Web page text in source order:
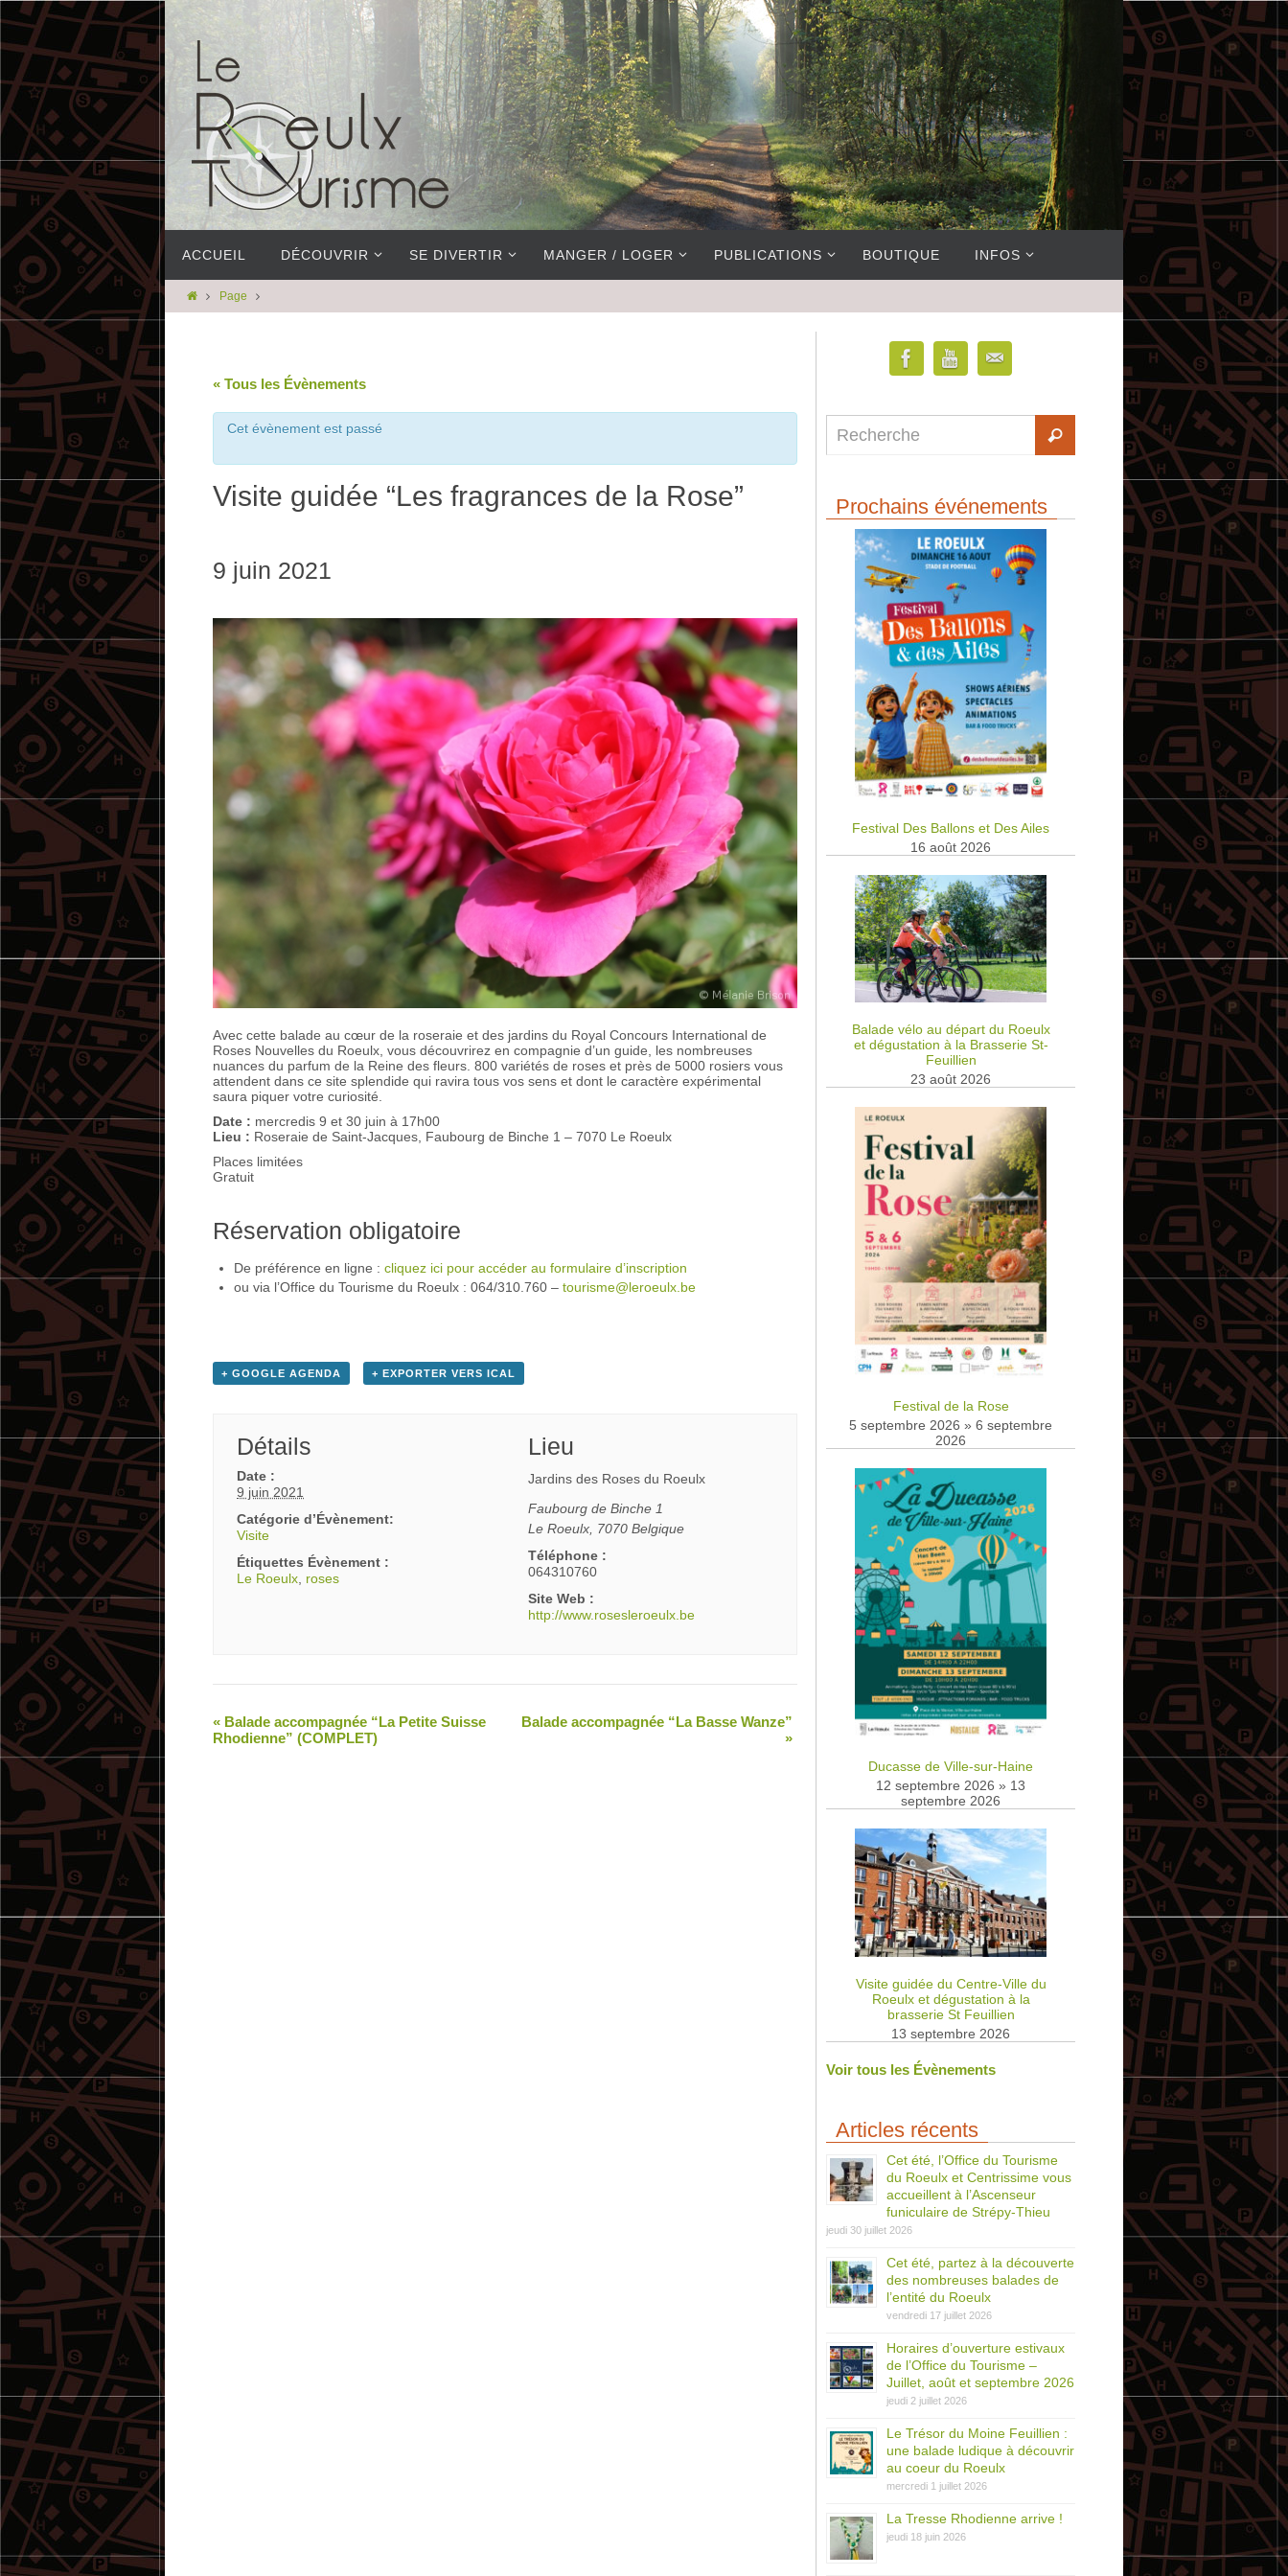
ACCUEIL DÉCOUVRIR SE DIVERTIR MANGER / LOGER PUBLICATIONS BOUTIQUE INFOS
Page
« Tous les Évènements
Cet évènement est passé
Visite guidée “Les fragrances de la Rose”
9 juin 2021
Avec cette balade au cœur de la roseraie et des jardins du Royal Concours International de
Roses Nouvelles du Roeulx, vous découvrirez en compagnie d’un guide, les nombreuses
nuances du parfum de la Reine des fleurs. 800 variétés de roses et près de 5000 rosiers vous
attendent dans ce site splendide qui ravira tous vos sens et dont le caractère expérimental
saura piquer votre curiosité.
Date : mercredis 9 et 30 juin à 17h00
Lieu : Roseraie de Saint-Jacques, Faubourg de Binche 1 – 7070 Le Roeulx
Places limitées
Gratuit
Réservation obligatoire
De préférence en ligne :cliquez ici pour accéder au formulaire d’inscription
ou via l’Office du Tourisme du Roeulx : 064/310.760 –tourisme@leroeulx.be
+ GOOGLE AGENDA + EXPORTER VERS ICAL
Détails
Date :
9 juin 2021
Catégorie d’Évènement:
Visite
Étiquettes Évènement :
Le Roeulx, roses
Lieu
Jardins des Roses du Roeulx
Faubourg de Binche 1
Le Roeulx, 7070 Belgique
Téléphone :
064310760
Site Web :
http://www.rosesleroeulx.be
« Balade accompagnée “La Petite Suisse
Rhodienne” (COMPLET)
Balade accompagnée “La Basse Wanze”
»
Prochains événements
Festival Des Ballons et Des Ailes
16 août 2026
Balade vélo au départ du Roeulx
et dégustation à la Brasserie St-
Feuillien
23 août 2026
Festival de la Rose
5 septembre 2026 » 6 septembre
2026
Ducasse de Ville-sur-Haine
12 septembre 2026 » 13
septembre 2026
Visite guidée du Centre-Ville du
Roeulx et dégustation à la
brasserie St Feuillien
13 septembre 2026
Voir tous les Évènements
Articles récents
Cet été, l’Office du Tourisme
du Roeulx et Centrissime vous
accueillent à l’Ascenseur
funiculaire de Strépy-Thieu
jeudi 30 juillet 2026
Cet été, partez à la découverte
des nombreuses balades de
l’entité du Roeulx
vendredi 17 juillet 2026
Horaires d’ouverture estivaux
de l’Office du Tourisme –
Juillet, août et septembre 2026
jeudi 2 juillet 2026
Le Trésor du Moine Feuillien :
une balade ludique à découvrir
au coeur du Roeulx
mercredi 1 juillet 2026
La Tresse Rhodienne arrive !
jeudi 18 juin 2026